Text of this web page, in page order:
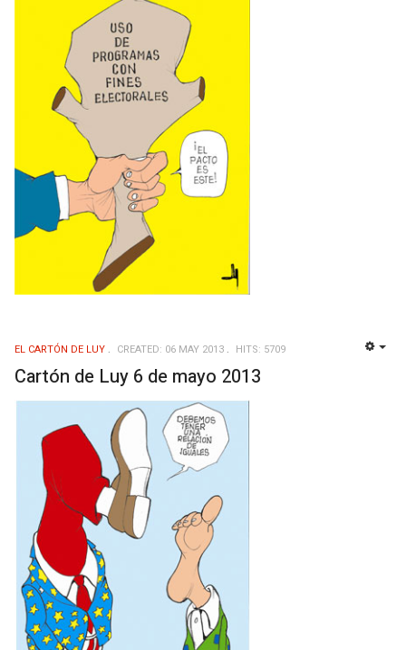
EL CARTÓN DE LUY CREATED: 06 MAY 2013 HITS: 5709
Cartón de Luy 6 de mayo 2013